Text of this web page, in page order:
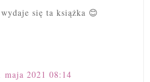
się ta książka 😊
maja 2021 08:14